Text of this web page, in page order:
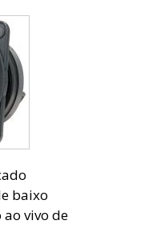
baixo
ao vivo de